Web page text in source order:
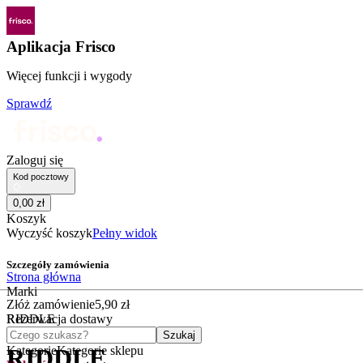
Aplikacja Frisco
Więcej funkcji i wygody
Sprawdź
Zaloguj się
Kod pocztowy
0,00 zł
Koszyk
Wyczyść koszykPełny widok
Szczegóły zamówienia
Złóż zamówienie5,90 zł
Rezerwacja dostawy
Czego szukasz?
Szukaj
KategorieKategorie sklepu
Strona główna
Marki
RIDDLE